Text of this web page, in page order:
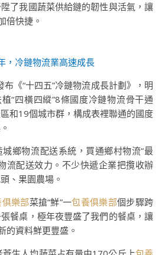
了我國蔬菜供給鏈的韌性與活氣，讓
倍快捷。
，冷鏈物流業高速成長
《“十四五”冷鏈物流成長計劃》，明
“四橫四縱”8條國度冷鏈物流骨干通
和19個城市群，構成表裡聯通的國度
鄉物流配送系統，買通鄉村物流“最
流配送效力。不少快遞企業把攬收辦
、果園農場。
樂部菜搶“鮮”一包養俱樂部個步驟跨
餐桌，極年夜豐盛了我們的餐桌，讓
的資料鮮更豐盛。